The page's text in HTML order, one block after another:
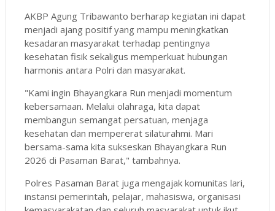
AKBP Agung Tribawanto berharap kegiatan ini dapat
menjadi ajang positif yang mampu meningkatkan
kesadaran masyarakat terhadap pentingnya
kesehatan fisik sekaligus memperkuat hubungan
harmonis antara Polri dan masyarakat.
"Kami ingin Bhayangkara Run menjadi momentum
kebersamaan. Melalui olahraga, kita dapat
membangun semangat persatuan, menjaga
kesehatan dan mempererat silaturahmi. Mari
bersama-sama kita sukseskan Bhayangkara Run
2026 di Pasaman Barat," tambahnya.
Polres Pasaman Barat juga mengajak komunitas lari,
instansi pemerintah, pelajar, mahasiswa, organisasi